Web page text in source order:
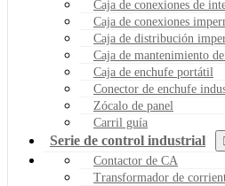
Caja de conexiones de
Caja de conexiones
Caja de distribución
Caja de mantenimiento
Caja de enchufe portátil
Conector de enchufe
Zócalo de panel
Carril guía
Serie de control industrial
Contactor de CA
Transformador de